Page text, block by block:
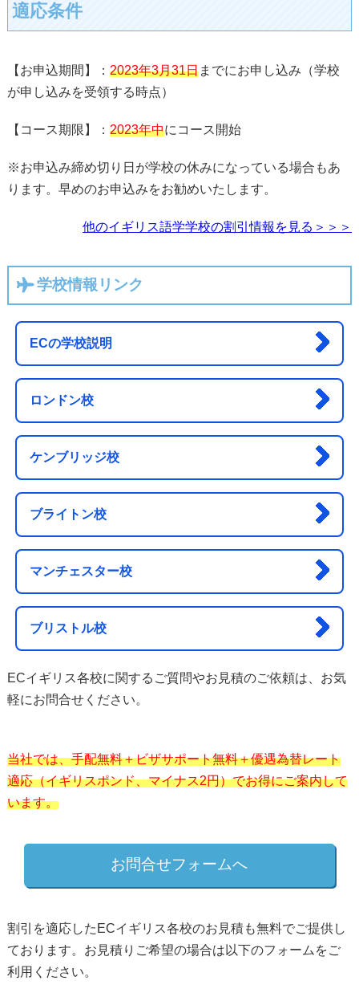
適応条件
【お申込期間】： 2023年3月31日までにお申し込み（学校
が申し込みを受領する時点）
【コース期限】： 2023年中にコース開始
※お申込み締め切り日が学校の休みになっている場合もあ
ります。早めのお申込みをお勧めいたします。
他のイギリス語学学校の割引情報を見る＞＞＞
学校情報リンク
ECの学校説明
ロンドン校
ケンブリッジ校
ブライトン校
マンチェスター校
ブリストル校
ECイギリス各校に関するご質問やお見積のご依頼は、お気
軽にお問合せください。
当社では、手配無料＋ビザサポート無料＋優遇為替レート
適応（イギリスポンド、マイナス2円）でお得にご案内して
います。
お問合せフォームへ
割引を適応したECイギリス各校のお見積も無料でご提供し
ております。お見積りご希望の場合は以下のフォームをご
利用ください。